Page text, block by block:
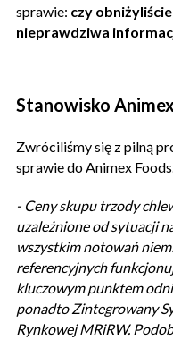
sprawie: czy
nieprawdziwa
Stanowisko
Zwróciliśmy się z pilną
sprawie do Animex
- Ceny skupu trzody
uzależnione od sytuacji
wszystkim notowań
referencyjnych
kluczowym punktem
ponadto Zintegrowany
Rynkowej MRiRW.